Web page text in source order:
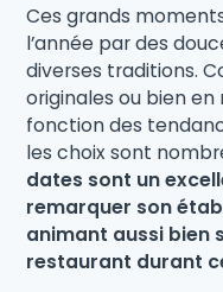
Ces grands
l’année par des
diverses traditions.
originales ou bien
fonction des
les choix sont
dates sont un
remarquer son
animant aussi bien
restaurant durant